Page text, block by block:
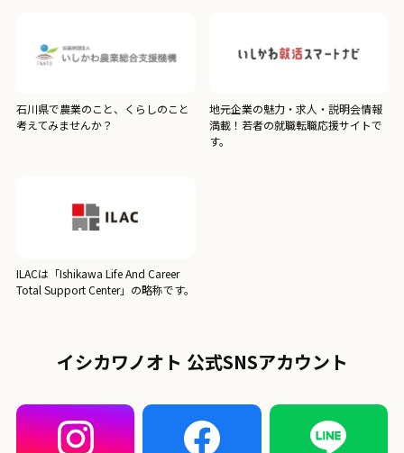
石川県で農業のこと、くらしのこと
考えてみませんか？
地元企業の魅力・求人・説明会情報
満載！若者の就職転職応援サイトで
す。
ILACは「Ishikawa Life And Career
Total Support Center」の略称です。
イシカワノオト 公式SNSアカウント